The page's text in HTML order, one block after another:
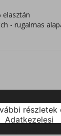
elasztán
- rugalmas